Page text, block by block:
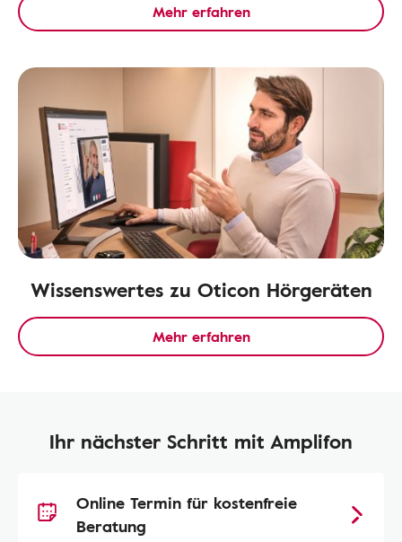
Mehr erfahren
Wissenswertes zu Oticon Hörgeräten
Mehr erfahren
Ihr nächster Schritt mit Amplifon
Online Termin für kostenfreie
Beratung